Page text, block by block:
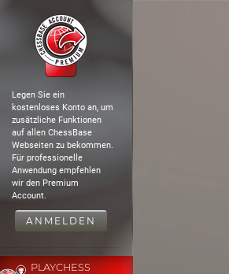
Legen Sie ein
kostenloses Konto an, um
zusätzliche Funktionen
auf allen ChessBase
Webseiten zu bekommen.
Für professionelle
Anwendung empfehlen
wir den Premium
Account.
ANMELDEN
PLAYCHESS